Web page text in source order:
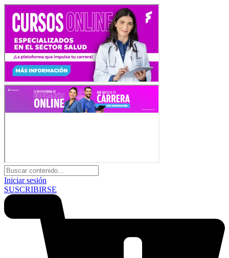
Iniciar sesión
SUSCRIBIRSE